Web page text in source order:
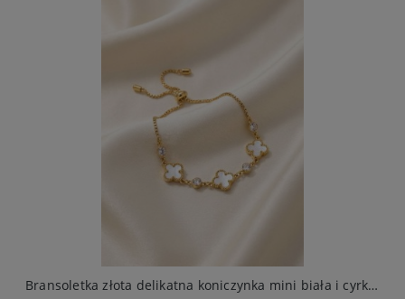
Bransoletka złota delikatna koniczynka mini biała i cyrkonie stal chirurgiczna